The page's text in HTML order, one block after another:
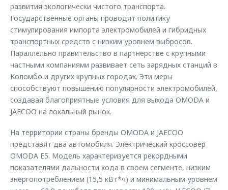
развития экологически чистого транспорта.
Государственные органы проводят политику
стимулирования импорта электромобилей и гибридных
транспортных средств с низким уровнем выбросов.
Параллельно правительство в партнерстве с крупными
частными компаниями развивает сеть зарядных станций в
Коломбо и других крупных городах. Эти меры
способствуют повышению популярности электромобилей,
создавая благоприятные условия для выхода OMODA и
JAECOO на локальный рынок.
На территории страны бренды OMODA и JAECOO
представят два автомобиля. Электрический кроссовер
OMODA E5. Модель характеризуется рекордными
показателями дальности хода в своем сегменте, низким
энергопотреблением (15,5 кВт*ч) и минимальным уровнем